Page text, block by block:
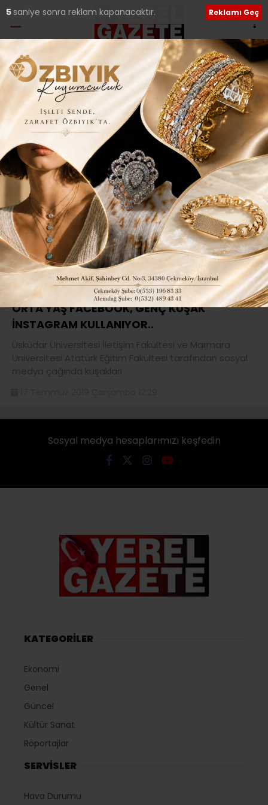
Etiket:Twitter
ORTA YAŞ FACEBOOK, GENÇ KUŞAK
İNSTAGRAM KULLANIYOR..
Üsküdar Üniversitesi İletişim Fakültesi ve Marmara
Üniversitesi Atatürk Eğitim Fakültesi tarafından sosyal
medya çağında kuşakları
5 saniye sonra reklam kapanacaktır. Reklamı Geç
Sosyal medya hesaplarımızı keşfedin
KATEGORİLER
Ekonomi
Genel
Güncel
Kültür Sanat
Röportajlar
SERVİSLER
Hava Durumu